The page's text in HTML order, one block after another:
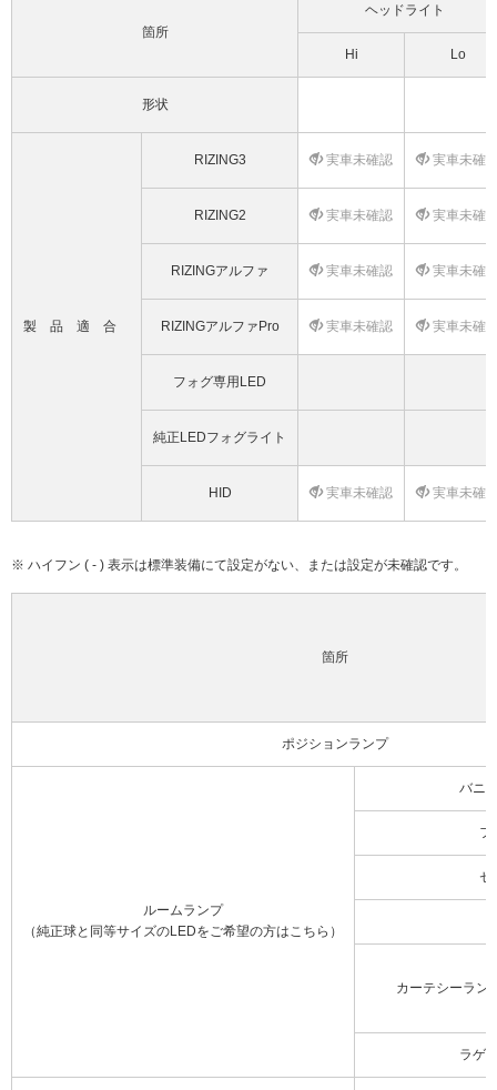
箇所
ヘッドライト
Hi Lo
形状
製品適合
RIZING3 実車未確認 実車未確
RIZING2 実車未確認 実車未確
RIZINGアルファ 実車未確認 実車未確
RIZINGアルファPro 実車未確認 実車未確
フォグ専用LED
純正LEDフォグライト
HID 実車未確認 実車未確
※ ハイフン ( - ) 表示は標準装備にて設定がない、または設定が未確認です。
箇所
ポジションランプ
ルームランプ
（純正球と同等サイズのLEDをご希望の方はこちら）
バニ
フ
セ
カーテシーラン
ラゲ